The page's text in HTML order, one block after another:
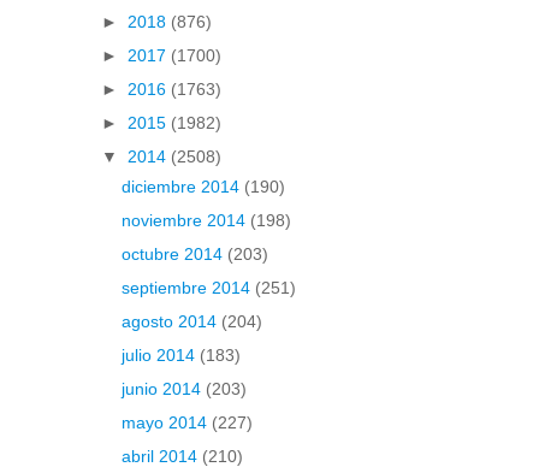
► 2018 (876)
► 2017 (1700)
► 2016 (1763)
► 2015 (1982)
▼ 2014 (2508)
diciembre 2014 (190)
noviembre 2014 (198)
octubre 2014 (203)
septiembre 2014 (251)
agosto 2014 (204)
julio 2014 (183)
junio 2014 (203)
mayo 2014 (227)
abril 2014 (210)